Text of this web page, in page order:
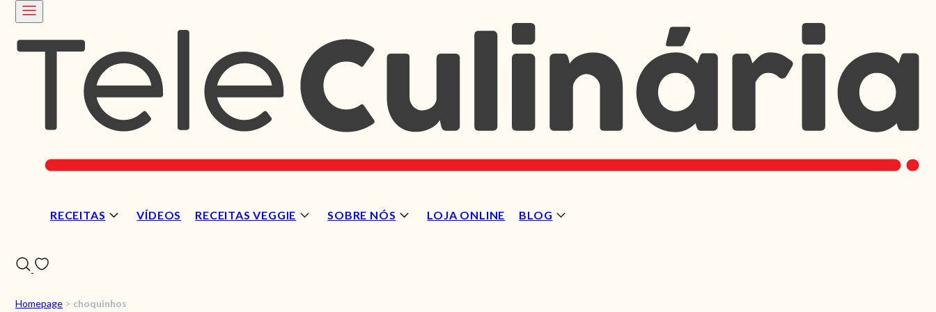
RECEITAS VÍDEOS RECEITAS VEGGIE SOBRE NÓS LOJA ONLINE BLOG
Homepage > choquinhos